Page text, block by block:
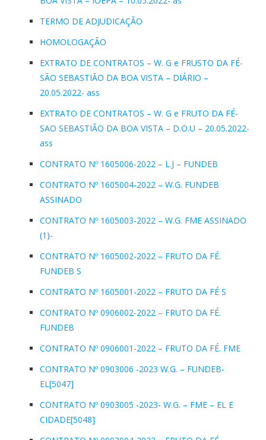
TERMO DE ADJUDICAÇÃO
HOMOLOGAÇÃO
EXTRATO DE CONTRATOS – W. G e FRUSTO DA FÉ-
SÃO SEBASTIÃO DA BOA VISTA – DIÁRIO –
20.05.2022- ass
EXTRATO DE CONTRATOS – W. G e FRUTO DA FÉ-
SAO SEBASTIÃO DA BOA VISTA – D.O.U – 20.05.2022-
ass
CONTRATO Nº 1605006-2022 – L.J – FUNDEB
CONTRATO Nº 1605004-2022 – W.G. FUNDEB
ASSINADO
CONTRATO Nº 1605003-2022 – W.G. FME ASSINADO
(1)-
CONTRATO Nº 1605002-2022 – FRUTO DA FÉ.
FUNDEB S
CONTRATO Nº 1605001-2022 – FRUTO DA FÉ S
CONTRATO Nº 0906002-2022 – FRUTO DA FÉ.
FUNDEB
CONTRATO Nº 0906001-2022 – FRUTO DA FÉ. FME
CONTRATO Nº 0903006 -2023 W.G. – FUNDEB-
EL[5047]
CONTRATO Nº 0903005 -2023- W.G. – FME – EL E
CIDADE[5048]